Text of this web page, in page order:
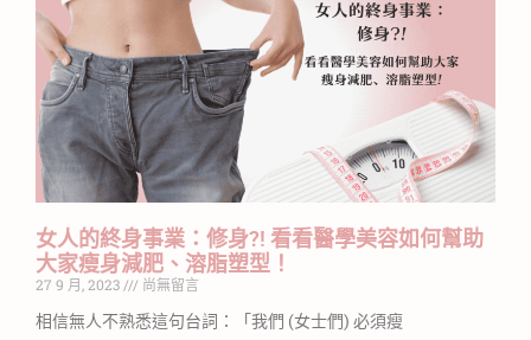
女人的終身事業：修身?! 看看醫學美容如何幫助
大家瘦身減肥、溶脂塑型！
27 9 月, 2023
尚無留言
相信無人不熟悉這句台詞：「我們 (女士們) 必須瘦